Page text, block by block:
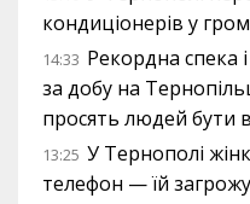
кондиціонерів у
14:33 Рекордна спека
за добу на
просять людей бути
13:25 У Тернополі
телефон — їй